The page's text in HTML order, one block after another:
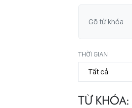
THỜI GIAN
TỪ KHÓA: